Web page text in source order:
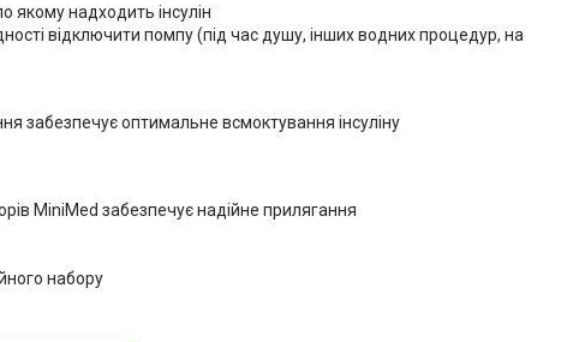
якому надходить інсулін
відключити помпу (під час душу, інших водних процедур, на
забезпечує оптимальне всмоктування інсуліну
MiniMed забезпечує надійне прилягання
набору